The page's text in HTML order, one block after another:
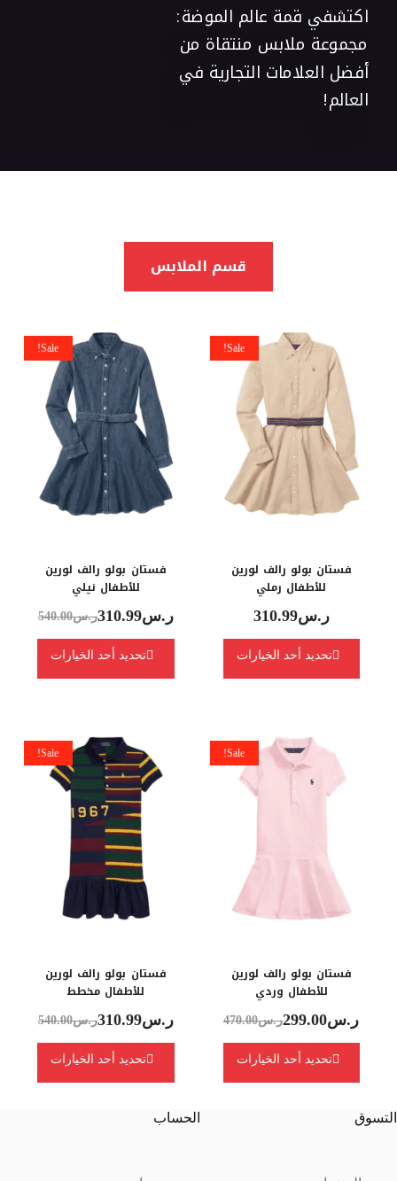
اكتشفي قمة عالم الموضة:
مجموعة ملابس منتقاة من
أفضل العلامات التجارية في
العالم!
قسم الملابس
فستان بولو رالف لورين
للأطفال رملي
ر.س310.99
Sale!
تحديد أحد الخيارات
فستان بولو رالف لورين
للأطفال نيلي
ر.س540.00 ر.س310.99
Sale!
تحديد أحد الخيارات
فستان بولو رالف لورين
للأطفال وردي
ر.س470.00 ر.س299.00
Sale!
تحديد أحد الخيارات
فستان بولو رالف لورين
للأطفال مخطط
ر.س540.00 ر.س310.99
Sale!
تحديد أحد الخيارات
التسوق الحساب